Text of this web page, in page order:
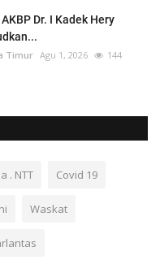
Dr. I Kadek Hery
Timur Agu 1, 2026 144
. NTT Covid 19
Waskat